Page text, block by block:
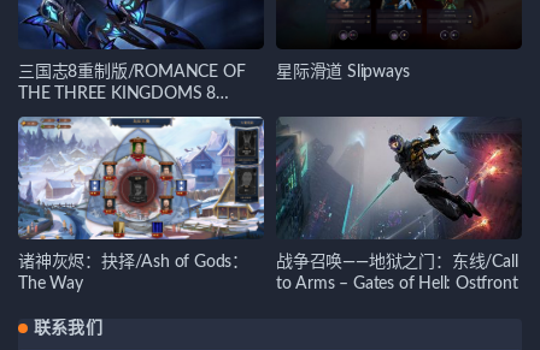
三国志8重制版/ROMANCE OF
THE THREE KINGDOMS 8
REMAKE
星际滑道 Slipways
诸神灰烬：抉择/Ash of Gods：
The Way
战争召唤——地狱之门：东线/Call
to Arms – Gates of Hell: Ostfront
联系我们